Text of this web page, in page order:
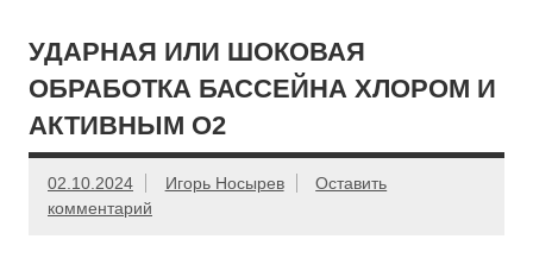
УДАРНАЯ ИЛИ ШОКОВАЯ
ОБРАБОТКА БАССЕЙНА ХЛОРОМ И
АКТИВНЫМ О2
02.10.2024 Игорь Носырев
Оставить
комментарий